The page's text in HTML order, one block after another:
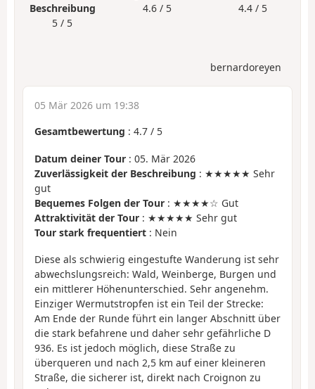
Beschreibung
5 / 5
4.6 / 5
4.4 / 5
bernardoreyen
05 Mär 2026 um 19:38
Gesamtbewertung : 4.7 / 5
Datum deiner Tour : 05. Mär 2026
Zuverlässigkeit der Beschreibung : ★★★★★ Sehr
gut
Bequemes Folgen der Tour : ★★★★☆ Gut
Attraktivität der Tour : ★★★★★ Sehr gut
Tour stark frequentiert : Nein
Diese als schwierig eingestufte Wanderung ist sehr
abwechslungsreich: Wald, Weinberge, Burgen und
ein mittlerer Höhenunterschied. Sehr angenehm.
Einziger Wermutstropfen ist ein Teil der Strecke:
Am Ende der Runde führt ein langer Abschnitt über
die stark befahrene und daher sehr gefährliche D
936. Es ist jedoch möglich, diese Straße zu
überqueren und nach 2,5 km auf einer kleineren
Straße, die sicherer ist, direkt nach Croignon zu